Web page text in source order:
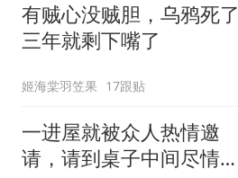
有贼心没贼胆，乌鸦死了
三年就剩下嘴了
姬海棠羽笠果 17跟贴
一进屋就被众人热情邀
请，请到桌子中间尽情跳